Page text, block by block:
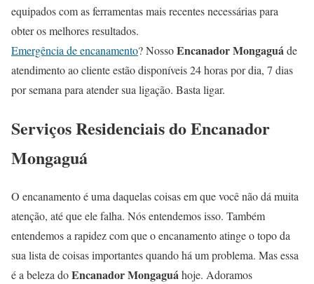
equipados com as ferramentas mais recentes necessárias para
obter os melhores resultados.
Emergência de encanamento? NossoEncanador Mongaguáde
atendimento ao cliente estão disponíveis 24 horas por dia, 7 dias
por semana para atender sua ligação. Basta ligar.
Serviços Residenciais do Encanador
Mongaguá
O encanamento é uma daquelas coisas em que você não dá muita
atenção, até que ele falha. Nós entendemos isso. Também
entendemos a rapidez com que o encanamento atinge o topo da
sua lista de coisas importantes quando há um problema. Mas essa
é a beleza doEncanador Mongaguáhoje. Adoramos